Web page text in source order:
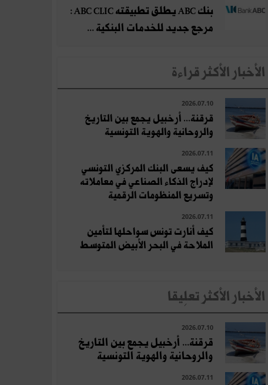
بنك ABC يطلق تطبيقته ABC CLIC :
مرجع جديد للخدمات البنكية ...
الأخبار الأكثر قراءة
2026.07.10
قرقنة... أرخبيل يجمع بين التاريخ
والروحانية والهوية التونسية
2026.07.11
كيف يسعى البنك المركزي التونسي
لإدراج الذكاء الصناعي في معاملاته
وتسريع المنظومات الرقمية
2026.07.11
كيف أنارت تونس سواحلها لتأمين
الملاحة في البحر الأبيض المتوسط
الأخبار الأكثر تعلِيقا
2026.07.10
قرقنة... أرخبيل يجمع بين التاريخ
والروحانية والهوية التونسية
2026.07.11